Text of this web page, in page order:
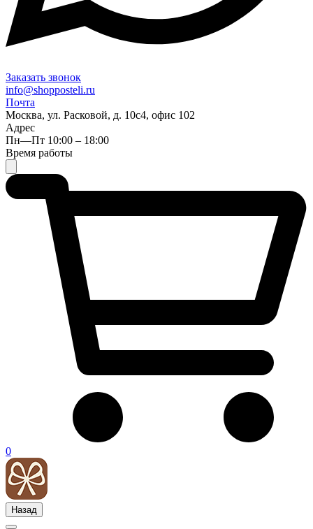
Заказать звонок
info@shopposteli.ru
Почта
Москва, ул. Расковой, д. 10с4, офис 102
Адрес
Пн—Пт 10:00 – 18:00
Время работы
0
Назад